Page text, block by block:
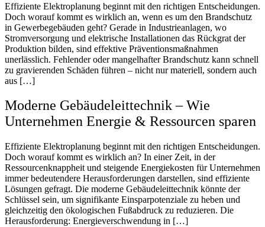
Effiziente Elektroplanung beginnt mit den richtigen Entscheidungen.
Doch worauf kommt es wirklich an, wenn es um den Brandschutz
in Gewerbegebäuden geht? Gerade in Industrieanlagen, wo
Stromversorgung und elektrische Installationen das Rückgrat der
Produktion bilden, sind effektive Präventionsmaßnahmen
unerlässlich. Fehlender oder mangelhafter Brandschutz kann schnell
zu gravierenden Schäden führen – nicht nur materiell, sondern auch
aus […]
Moderne Gebäudeleittechnik – Wie
Unternehmen Energie & Ressourcen sparen
Effiziente Elektroplanung beginnt mit den richtigen Entscheidungen.
Doch worauf kommt es wirklich an? In einer Zeit, in der
Ressourcenknappheit und steigende Energiekosten für Unternehmen
immer bedeutendere Herausforderungen darstellen, sind effiziente
Lösungen gefragt. Die moderne Gebäudeleittechnik könnte der
Schlüssel sein, um signifikante Einsparpotenziale zu heben und
gleichzeitig den ökologischen Fußabdruck zu reduzieren. Die
Herausforderung: Energieverschwendung in […]